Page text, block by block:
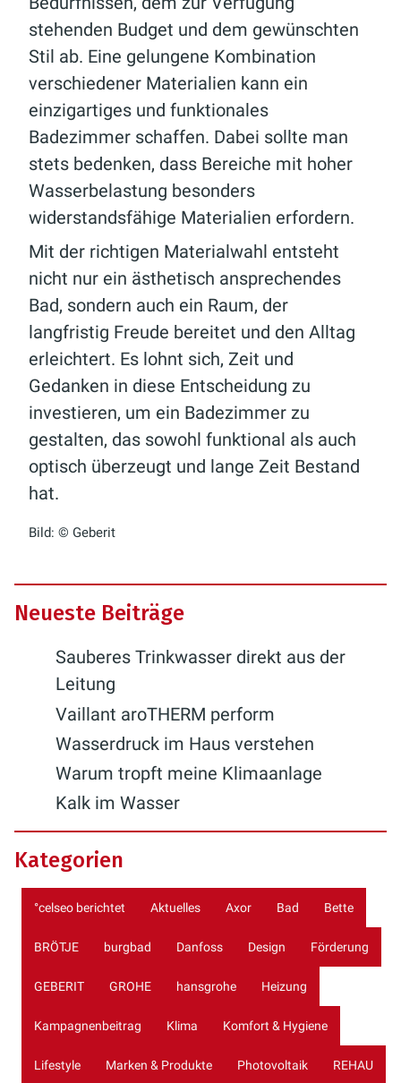
stehenden Budget und dem gewünschten
Stil ab. Eine gelungene Kombination
verschiedener Materialien kann ein
einzigartiges und funktionales
Badezimmer schaffen. Dabei sollte man
stets bedenken, dass Bereiche mit hoher
Wasserbelastung besonders
widerstandsfähige Materialien erfordern.
Mit der richtigen Materialwahl entsteht
nicht nur ein ästhetisch ansprechendes
Bad, sondern auch ein Raum, der
langfristig Freude bereitet und den Alltag
erleichtert. Es lohnt sich, Zeit und
Gedanken in diese Entscheidung zu
investieren, um ein Badezimmer zu
gestalten, das sowohl funktional als auch
optisch überzeugt und lange Zeit Bestand
hat.
Bild: © Geberit
Neueste Beiträge
Sauberes Trinkwasser direkt aus der
Leitung
Vaillant aroTHERM perform
Wasserdruck im Haus verstehen
Warum tropft meine Klimaanlage
Kalk im Wasser
Kategorien
°celseo berichtet Aktuelles Axor Bad Bette
BRÖTJE burgbad Danfoss Design Förderung
GEBERIT GROHE hansgrohe Heizung
Kampagnenbeitrag Klima Komfort & Hygiene
Lifestyle Marken & Produkte Photovoltaik REHAU